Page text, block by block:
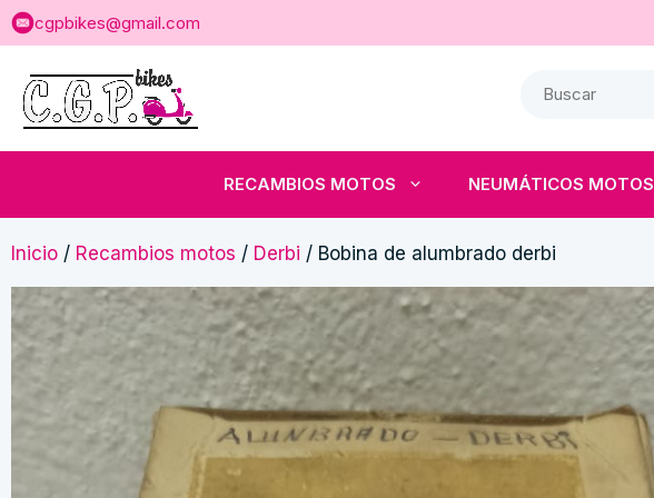
Saltar
al
cgpbikes@gmail.com
RECAMBIOS MOTOS NEUMÁTICOS MOTOS
Inicio / Recambios motos / Derbi / Bobina de alumbrado derbi